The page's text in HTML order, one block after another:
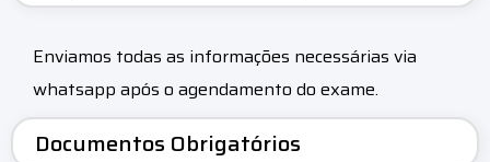
Enviamos todas as informações necessárias via
whatsapp após o agendamento do exame.
Documentos Obrigatórios